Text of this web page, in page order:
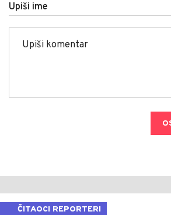
Upiši ime
ČITAOCI REPORTERI